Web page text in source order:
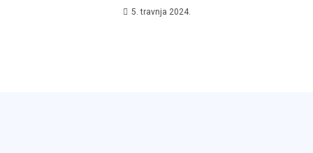
5. travnja 2024.